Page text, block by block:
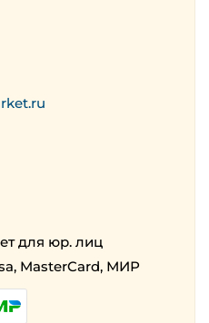
для юр. лиц
MasterCard, МИР